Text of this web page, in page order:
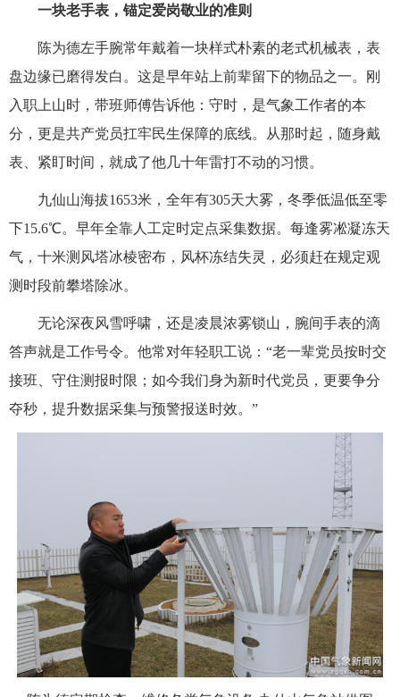
一块老手表，锚定爱岗敬业的准则
陈为德左手腕常年戴着一块样式朴素的老式机械表，表
盘边缘已磨得发白。这是早年站上前辈留下的物品之一。刚
入职上山时，带班师傅告诉他：守时，是气象工作者的本
分，更是共产党员扛牢民生保障的底线。从那时起，随身戴
表、紧盯时间，就成了他几十年雷打不动的习惯。
九仙山海拔1653米，全年有305天大雾，冬季低温低至零
下15.6℃。早年全靠人工定时定点采集数据。每逢雾凇凝冻天
气，十米测风塔冰棱密布，风杯冻结失灵，必须赶在规定观
测时段前攀塔除冰。
无论深夜风雪呼啸，还是凌晨浓雾锁山，腕间手表的滴
答声就是工作号令。他常对年轻职工说：“老一辈党员按时交
接班、守住测报时限；如今我们身为新时代党员，更要争分
夺秒，提升数据采集与预警报送时效。”